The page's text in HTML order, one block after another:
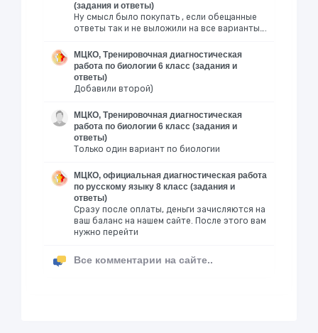
(задания и ответы)
Ну смысл было покупать , если обещанные
ответы так и не выложили на все варианты….
МЦКО, Тренировочная диагностическая
работа по биологии 6 класс (задания и
ответы)
Добавили второй)
МЦКО, Тренировочная диагностическая
работа по биологии 6 класс (задания и
ответы)
Только один вариант по биологии
МЦКО, официальная диагностическая работа
по русскому языку 8 класс (задания и
ответы)
Сразу после оплаты, деньги зачисляются на
ваш баланс на нашем сайте. После этого вам
нужно перейти
Все комментарии на сайте..